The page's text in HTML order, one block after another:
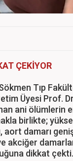
ÇEKİYOR
Tıp
Üyesi Prof.
ani ölümlerin
birlikte;
aort damarı
akciğer
dikkat çekti.